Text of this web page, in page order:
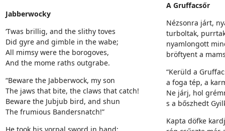
Jabberwocky
‘Twas brillig, and the slithy toves
Did gyre and gimble in the wabe;
All mimsy were the borogoves,
And the mome raths outgrabe.
“Beware the Jabberwock, my son
The jaws that bite, the claws that catch!
Beware the Jubjub bird, and shun
The frumious Bandersnatch!”
A Gruffacsőr
Nézsonra járt,
turboltak,
nyamlongott
bröftyent a
“Kerüld a
a foga tép, a
Ne járj, hol
s a bőszhedt
Kapta döfke